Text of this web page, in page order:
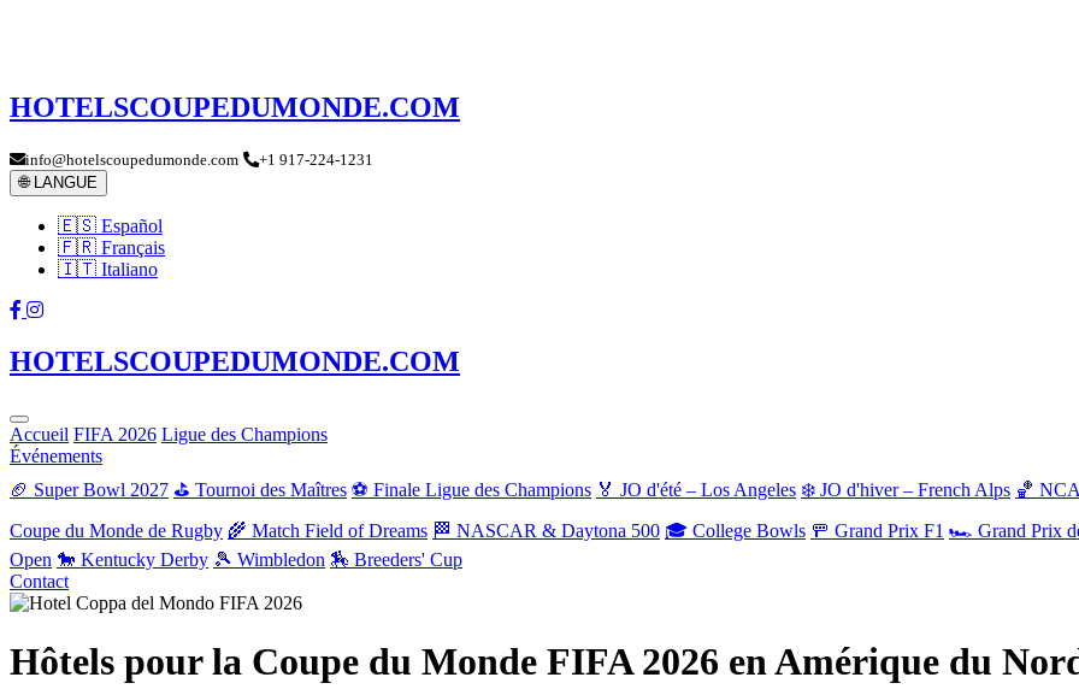
HOTELSCOUPEDUMONDE.COM
info@hotelscoupedumonde.com
+1 917-224-1231
🌐 LANGUE
🇪🇸 Español
🇫🇷 Français
🇮🇹 Italiano
HOTELSCOUPEDUMONDE.COM
Accueil FIFA 2026 Ligue des Champions
Événements
🏈 Super Bowl 2027 ⛳ Tournoi des Maîtres ⚽ Finale Ligue des Champions 🏅 JO d'été – Los Angeles ❄️ JO d'hiver – French Alps 🏀
Coupe du Monde de Rugby 🌾 Match Field of Dreams 🏁 NASCAR & Daytona 500 🎓 College Bowls 🚥 Grand Prix F1 🏎️ Grand Prix
Open 🐎 Kentucky Derby 🎾 Wimbledon 🏇 Breeders' Cup
Contact
Hôtels pour la Coupe du Monde FIFA 2026 en Amérique du